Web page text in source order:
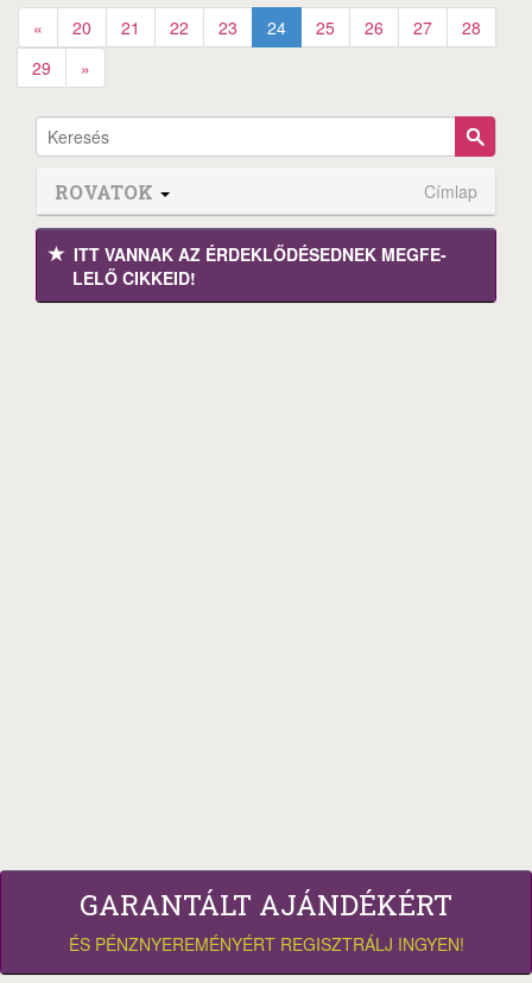
« 20 21 22 23 24 25 26 27
28
29
»
ROVATOK Címlap
ITT VANNAK AZ ÉRDEK­LŐDÉ­SEDNEK MEGFE­
LELŐ CIKKEID!
GARANTÁLT AJÁNDÉKÉRT
ÉS PÉNZNYEREMÉNYÉRT REGISZTRÁLJ INGYEN!